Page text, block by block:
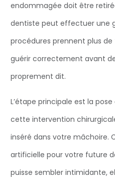
endommagée doit être
dentiste peut effectuer une
procédures prennent plus
guérir correctement avant
proprement dit.
L’étape principale est la
cette intervention
inséré dans votre mâchoire.
artificielle pour votre future
puisse sembler intimidante,